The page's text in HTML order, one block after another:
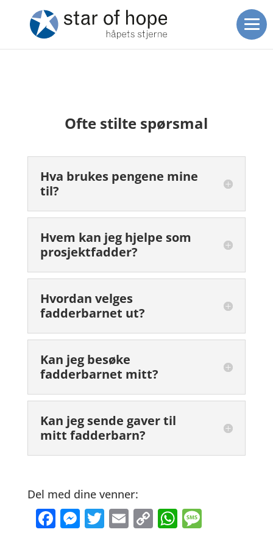
Ofte stilte spørsmal
Hva brukes pengene mine
til?
Hvem kan jeg hjelpe som
prosjektfadder?
Hvordan velges
fadderbarnet ut?
Kan jeg besøke
fadderbarnet mitt?
Kan jeg sende gaver til
mitt fadderbarn?
Del med dine venner:
Facebook
Messenger
Twitter
Email
Copy Link
WhatsApp